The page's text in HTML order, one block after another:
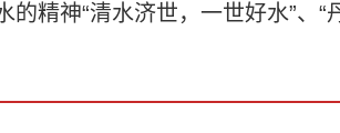
精神“清水济世，一世好水”、“